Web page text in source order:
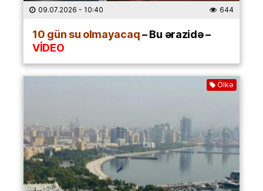
09.07.2026 - 10:40 644
10 gün su olmayacaq– Bu ərazidə –
VİDEO
Ölkə